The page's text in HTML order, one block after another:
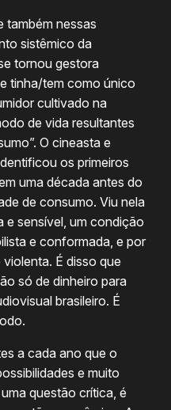
também nessas
sistêmico da
tornou gestora
tinha/tem como único
cultivado na
de vida resultantes
O cineasta e
os primeiros
uma década antes do
de consumo. Viu nela
sensível, um condição
e conformada, e por
É disso que
só de dinheiro para
brasileiro. É
a cada ano que o
e muito
questão crítica, é